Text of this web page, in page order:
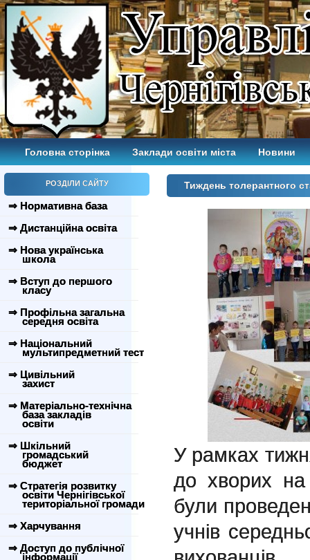
Головна сторінка Заклади освіти міста Новини
РОЗДІЛИ САЙТУ
⇒ Нормативна база
⇒ Дистанційна освіта
⇒ Нова українська
школа
⇒ Вступ до першого
класу
⇒ Профільна загальна
середня освіта
⇒ Національний
мультипредметний тест
⇒ Цивільний
захист
⇒ Матеріально-технічна
база закладів
освіти
⇒ Шкільний
громадський
бюджет
⇒ Стратегія розвитку
освіти Чернігівської
територіальної громади
⇒ Харчування
⇒ Доступ до публічної
інформації
Тиждень толерантного
У рамках
до хворих
були
учнів